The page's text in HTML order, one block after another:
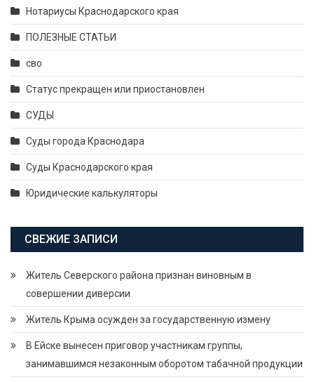
Нотариусы Краснодарского края
ПОЛЕЗНЫЕ СТАТЬИ
сво
Статус прекращен или приостановлен
СУДЫ
Суды города Краснодара
Суды Краснодарского края
Юридические калькуляторы
СВЕЖИЕ ЗАПИСИ
Житель Северского района признан виновным в
совершении диверсии
Житель Крыма осужден за государственную измену
В Ейске вынесен приговор участникам группы,
занимавшимся незаконным оборотом табачной продукции